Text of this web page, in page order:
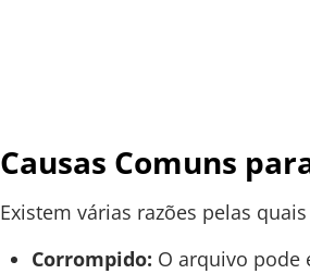
Causas Comuns
Existem várias razões pelas
Corrompido: O arquivo pode